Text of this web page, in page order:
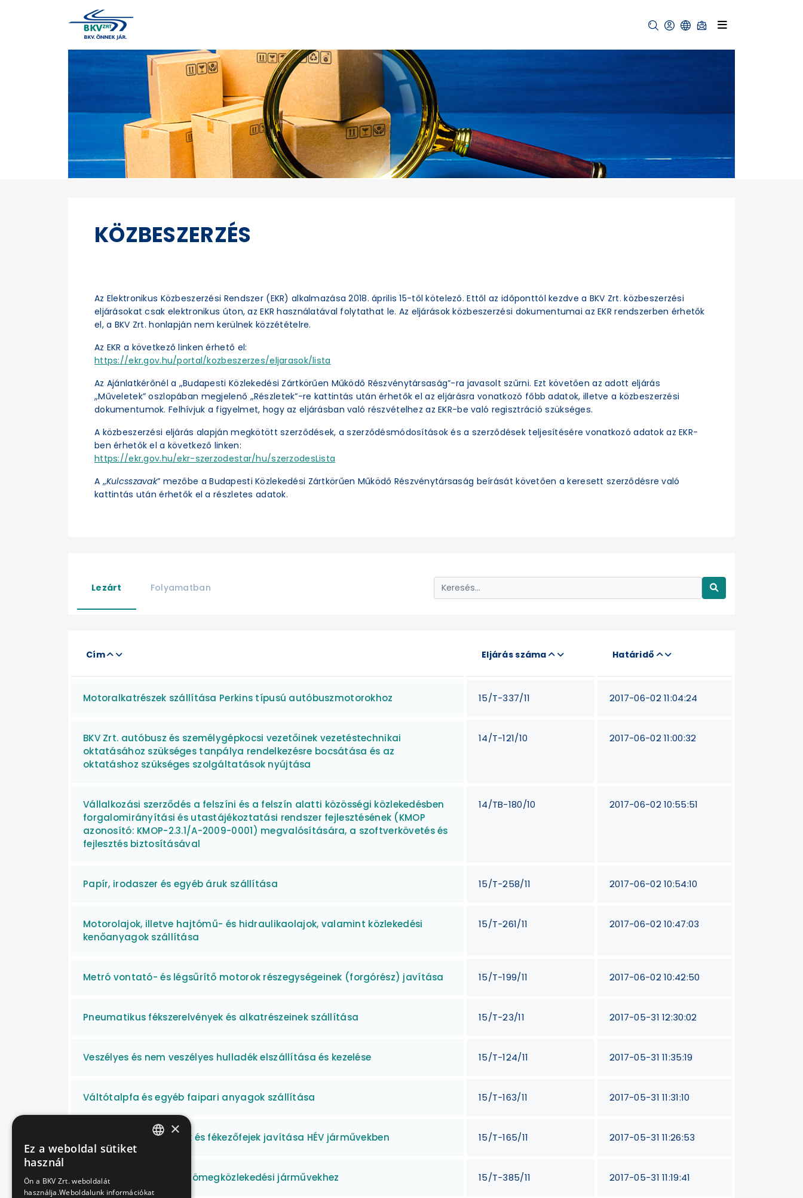
KÖZBESZERZÉS
Az Elektronikus Közbeszerzési Rendszer (EKR) alkalmazása 2018. április 15-től kötelező. Ettől az időponttól kezdve a BKV Zrt. közbeszerzési
eljárásokat csak elektronikus úton, az EKR használatával folytathat le. Az eljárások közbeszerzési dokumentumai az EKR rendszerben érhetők
el, a BKV Zrt. honlapján nem kerülnek közzétételre.
Az EKR a következő linken érhető el:
https://ekr.gov.hu/portal/kozbeszerzes/eljarasok/lista
Az Ajánlatkérőnél a „Budapesti Közlekedési Zártkörűen Működő Részvénytársaság”-ra javasolt szűrni. Ezt követően az adott eljárás
„Műveletek” oszlopában megjelenő „Részletek”-re kattintás után érhetők el az eljárásra vonatkozó főbb adatok, illetve a közbeszerzési
dokumentumok. Felhívjuk a figyelmet, hogy az eljárásban való részvételhez az EKR-be való regisztráció szükséges.
A közbeszerzési eljárás alapján megkötött szerződések, a szerződésmódosítások és a szerződések teljesítésére vonatkozó adatok az EKR-
ben érhetők el a következő linken:
https://ekr.gov.hu/ekr-szerzodestar/hu/szerzodesLista
A „Kulcsszavak” mezőbe a Budapesti Közlekedési Zártkörűen Működő Részvénytársaság beírását követően a keresett szerződésre való
kattintás után érhetők el a részletes adatok.
Lezárt Folyamatban
Cím Eljárás száma Határidő
Motoralkatrészek szállítása Perkins típusú autóbuszmotorokhoz 15/T-337/11 2017-06-02 11:04:24
BKV Zrt. autóbusz és személygépkocsi vezetőinek vezetéstechnikai
oktatásához szükséges tanpálya rendelkezésre bocsátása és az
oktatáshoz szükséges szolgáltatások nyújtása
14/T-121/10 2017-06-02 11:00:32
Vállalkozási szerződés a felszíni és a felszín alatti közösségi közlekedésben
forgalomirányítási és utastájékoztatási rendszer fejlesztésének (KMOP
azonosító: KMOP-2.3.1/A-2009-0001) megvalósítására, a szoftverkövetés és
fejlesztés biztosításával
14/TB-180/10 2017-06-02 10:55:51
Papír, irodaszer és egyéb áruk szállítása 15/T-258/11 2017-06-02 10:54:10
Motorolajok, illetve hajtómű- és hidraulikaolajok, valamint közlekedési
kenőanyagok szállítása
15/T-261/11 2017-06-02 10:47:03
Metró vontató- és légsűrítő motorok részegységeinek (forgórész) javítása 15/T-199/11 2017-06-02 10:42:50
Pneumatikus fékszerelvények és alkatrészeinek szállítása 15/T-23/11 2017-05-31 12:30:02
Veszélyes és nem veszélyes hulladék elszállítása és kezelése 15/T-124/11 2017-05-31 11:35:19
Váltótalpfa és egyéb faipari anyagok szállítása 15/T-163/11 2017-05-31 11:31:10
Vezetői fékezőszelepek és fékezőfejek javítása HÉV járművekben 15/T-165/11 2017-05-31 11:26:53
Fékbetétek szállítása tömegközlekedési járművekhez 15/T-385/11 2017-05-31 11:19:41
×
Ez a weboldal sütiket
használ
Ön a BKV Zrt. weboldalát
használja.Weboldalunk információkat